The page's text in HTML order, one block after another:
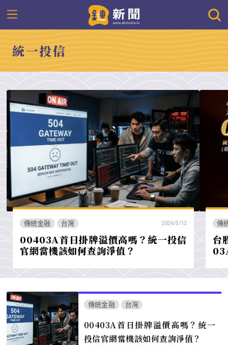
統一投信
傳統金融 台灣 2026/5/12
00403A首日掛牌溢價高嗎？統一投信
官網當機該如何查詢淨值？
傳
台
傳統金融 台灣
00403A首日掛牌溢價高嗎？統一
投信官網當機該如何查詢淨值？